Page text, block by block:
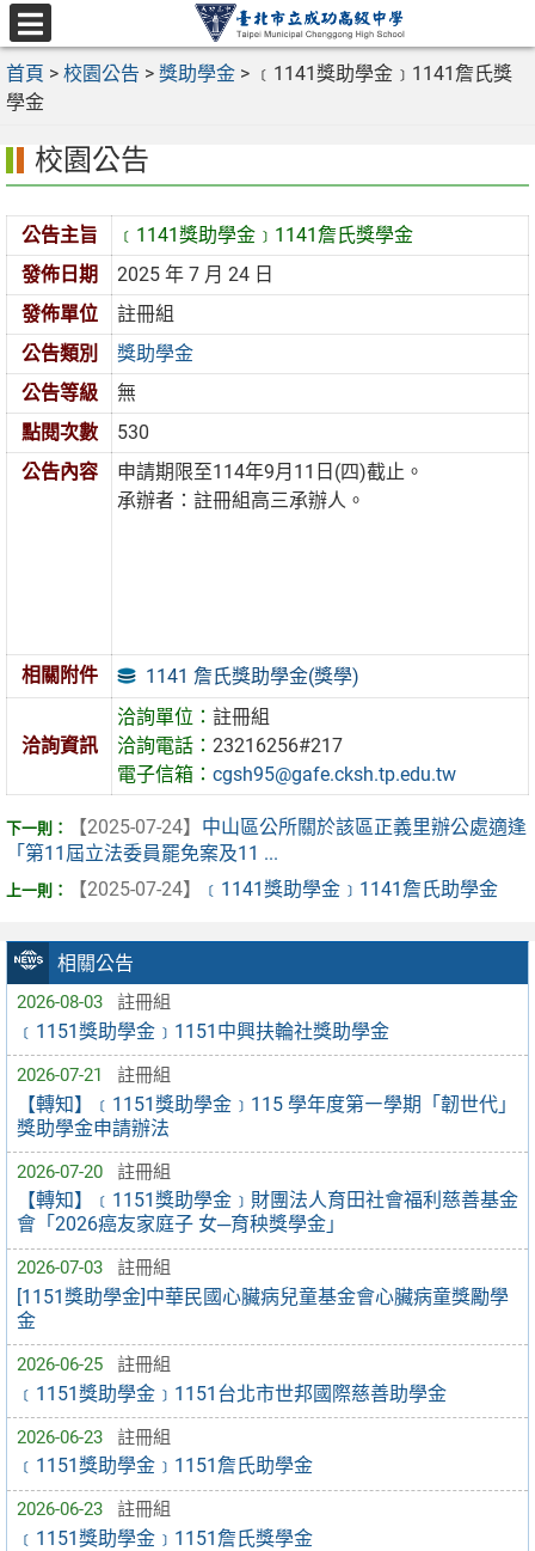
跳
至
主
要
區
選
單
首頁 > 校園公告 > 獎助學金 > ﹝1141獎助學金﹞1141詹氏獎
學金
相關公告
2026-08-03 註冊組
﹝1151獎助學金﹞1151中興扶輪社獎助學金
2026-07-21 註冊組
【轉知】﹝1151獎助學金﹞115 學年度第㇐學期「韌世代」
獎助學金申請辦法
2026-07-20 註冊組
【轉知】﹝1151獎助學金﹞財團法人育田社會福利慈善基金
會「2026癌友家庭子 女─育秧獎學金」
2026-07-03 註冊組
[1151獎助學金]中華民國心臟病兒童基金會心臟病童獎勵學
金
2026-06-25 註冊組
﹝1151獎助學金﹞1151台北市世邦國際慈善助學金
2026-06-23 註冊組
﹝1151獎助學金﹞1151詹氏助學金
2026-06-23 註冊組
﹝1151獎助學金﹞1151詹氏獎學金
校園公告
公告主旨
﹝1141獎助學金﹞1141詹氏獎學金
發佈日期
2025 年 7 月 24 日
發佈單位
註冊組
公告類別
獎助學金
公告等級
無
點閱次數
530
公告內容
申請期限至114年9月11日(四)截止。
承辦者：註冊組高三承辦人。
相關附件 1141 詹氏獎助學金(獎學)
洽詢資訊
洽詢單位：註冊組
洽詢電話：23216256#217
電子信箱：cgsh95@gafe.cksh.tp.edu.tw
【2025-07-24】 中山區公所關於該區正義里辦公處適逢
「第11屆立法委員罷免案及11 ...
【2025-07-24】
﹝1141獎助學金﹞1141詹氏助學金